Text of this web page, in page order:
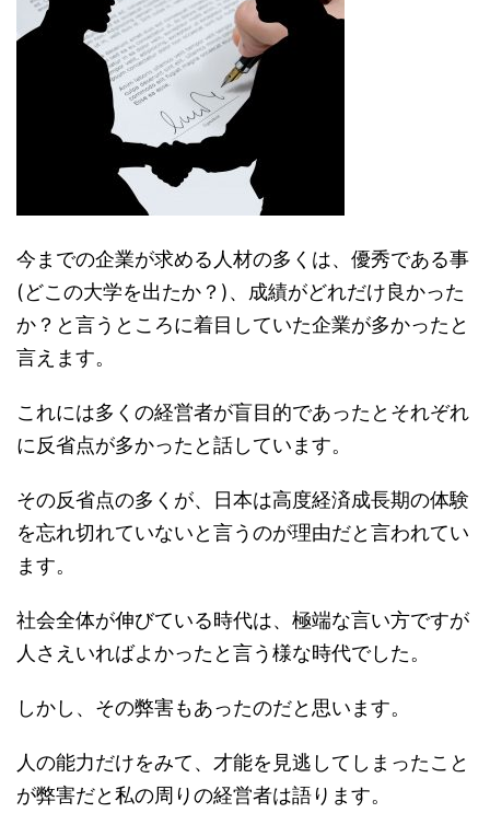
今までの企業が求める人材の多くは、優秀である事
(どこの大学を出たか？)、成績がどれだけ良かった
か？と言うところに着目していた企業が多かったと
言えます。
これには多くの経営者が盲目的であったとそれぞれ
に反省点が多かったと話しています。
その反省点の多くが、日本は高度経済成長期の体験
を忘れ切れていないと言うのが理由だと言われてい
ます。
社会全体が伸びている時代は、極端な言い方ですが
人さえいればよかったと言う様な時代でした。
しかし、その弊害もあったのだと思います。
人の能力だけをみて、才能を見逃してしまったこと
が弊害だと私の周りの経営者は語ります。